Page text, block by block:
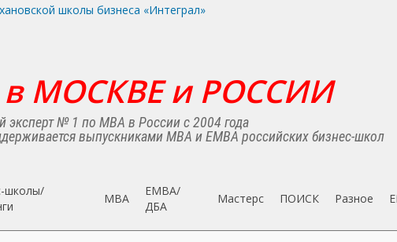
в МОСКВЕ и РОССИИ
эксперт № 1 по MBA в России с 2004 года
выпускниками MBA и EMBA российских бизнес-школ
школы/
MBA
EMBA/
ДБA
Мастерс ПОИСК Разное